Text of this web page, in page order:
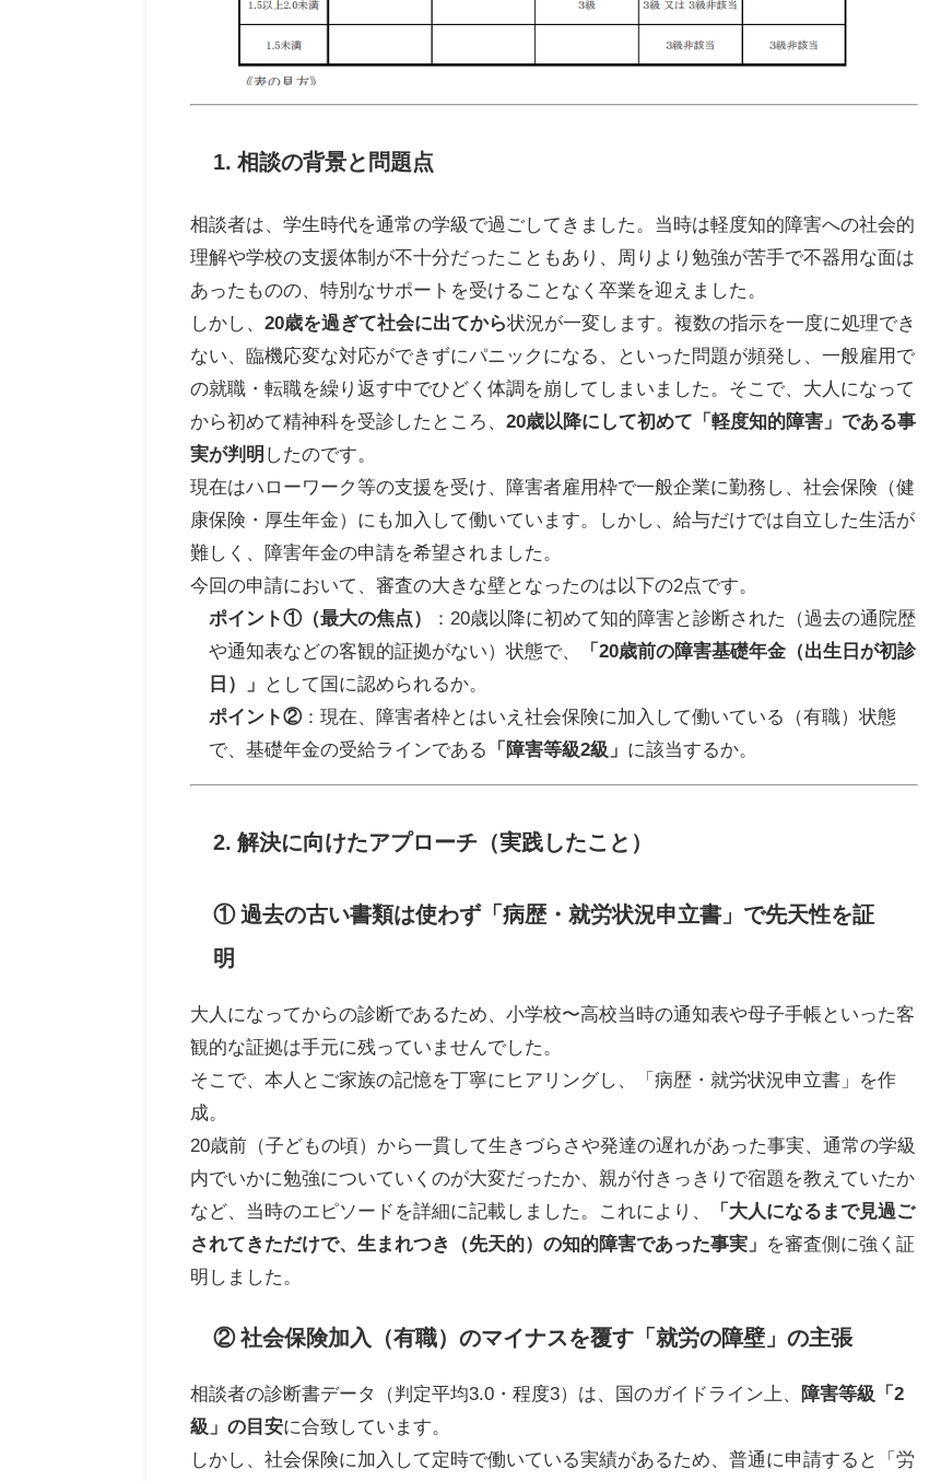
1. 相談の背景と問題点
相談者は、学生時代を通常の学級で過ごしてきました。当時は軽度知的障害への社会的
理解や学校の支援体制が不十分だったこともあり、周りより勉強が苦手で不器用な面は
あったものの、特別なサポートを受けることなく卒業を迎えました。
しかし、20歳を過ぎて社会に出てから状況が一変します。複数の指示を一度に処理でき
ない、臨機応変な対応ができずにパニックになる、といった問題が頻発し、一般雇用で
の就職・転職を繰り返す中でひどく体調を崩してしまいました。そこで、大人になって
から初めて精神科を受診したところ、20歳以降にして初めて「軽度知的障害」である事
実が判明 したのです。
現在はハローワーク等の支援を受け、障害者雇用枠で一般企業に勤務し、社会保険（健
康保険・厚生年金）にも加入して働いています。しかし、給与だけでは自立した生活が
難しく、障害年金の申請を希望されました。
今回の申請において、審査の大きな壁となったのは以下の2点です。
ポイント①（最大の焦点）
：20歳以降に初めて知的障害と診断された（過去の通院歴
や通知表などの客観的証拠がない）状態で、
「20歳前の障害基礎年金（出生日が初診
日）」
として国に認められるか。
ポイント②：現在、障害者枠とはいえ社会保険に加入して働いている（有職）状態
で、基礎年金の受給ラインである
「障害等級2級」 に該当するか。
2. 解決に向けたアプローチ（実践したこと）
① 過去の古い書類は使わず「病歴・就労状況申立書」 で先天性を証
明
大人になってからの診断であるため、小学校〜高校当時の通知表や母子手帳といった客
観的な証拠は手元に残っていませんでした。
そこで、本人とご家族の記憶を丁寧にヒアリングし、「病歴・就労状況申立書」を作
成。
20歳前（子どもの頃）から一貫して生きづらさや発達の遅れがあった事実、通常の学級
内でいかに勉強についていくのが大変だったか、親が付きっきりで宿題を教えていたか
など、当時のエピソードを詳細に記載しました。これにより、
「大人になるまで見過ご
されてきただけで、生まれつき（先天的）の知的障害であった事実」 を審査側に強く証
明しました。
② 社会保険加入（有職）のマイナスを覆す「就労の障壁」の主張
相談者の診断書データ（判定平均3.0・程度3）は、国のガイドライン上、 障害等級「2
級」の目安に合致しています。
しかし、社会保険に加入して定時で働いている実績があるため、普通に申請すると「労